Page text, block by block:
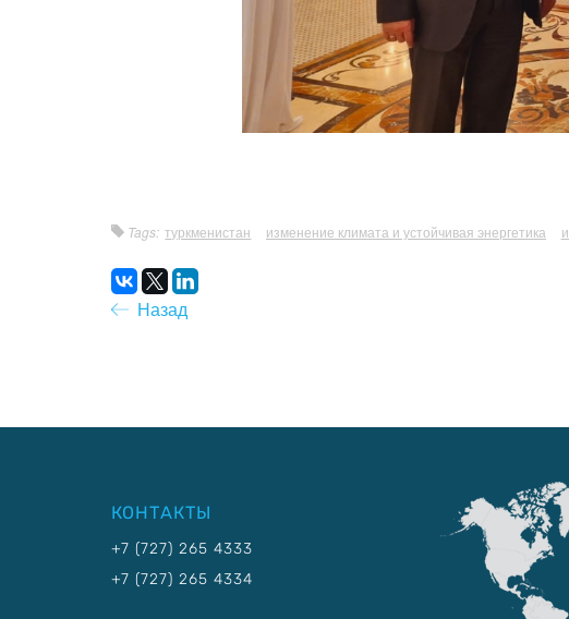
Tags: туркменистан изменение климата и устойчивая энергетика
Назад
КОНТАКТЫ
+7 (727) 265 4333
+7 (727) 265 4334